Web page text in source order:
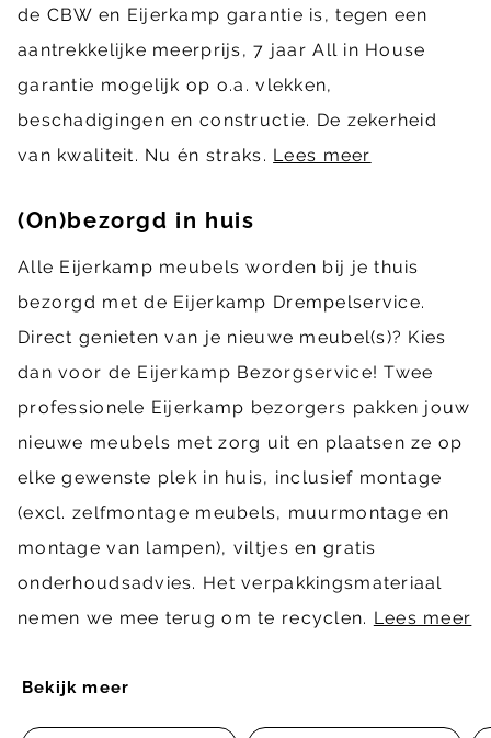
Bekijk meer
de CBW en Eijerkamp garantie is, tegen een
aantrekkelijke meerprijs, 7 jaar All in House
garantie mogelijk op o.a. vlekken,
beschadigingen en constructie. De zekerheid
van kwaliteit. Nu én straks. Lees meer
(On)bezorgd in huis
Alle Eijerkamp meubels worden bij je thuis
bezorgd met de Eijerkamp Drempelservice.
Direct genieten van je nieuwe meubel(s)? Kies
dan voor de Eijerkamp Bezorgservice! Twee
professionele Eijerkamp bezorgers pakken jouw
nieuwe meubels met zorg uit en plaatsen ze op
elke gewenste plek in huis, inclusief montage
(excl. zelfmontage meubels, muurmontage en
montage van lampen), viltjes en gratis
onderhoudsadvies. Het verpakkingsmateriaal
nemen we mee terug om te recyclen. Lees meer